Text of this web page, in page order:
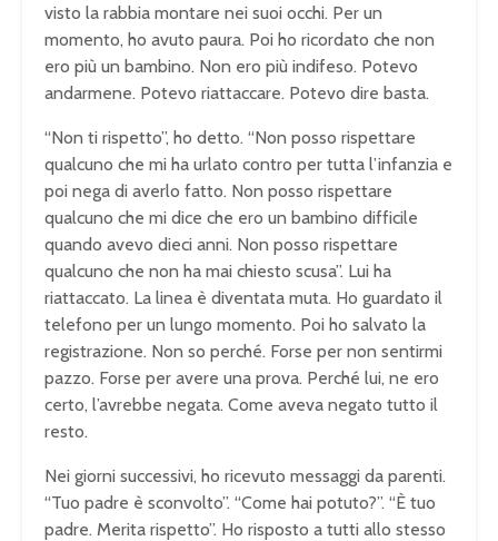
visto la rabbia montare nei suoi occhi. Per un
momento, ho avuto paura. Poi ho ricordato che non
ero più un bambino. Non ero più indifeso. Potevo
andarmene. Potevo riattaccare. Potevo dire basta.
“Non ti rispetto”, ho detto. “Non posso rispettare
qualcuno che mi ha urlato contro per tutta l’infanzia e
poi nega di averlo fatto. Non posso rispettare
qualcuno che mi dice che ero un bambino difficile
quando avevo dieci anni. Non posso rispettare
qualcuno che non ha mai chiesto scusa”. Lui ha
riattaccato. La linea è diventata muta. Ho guardato il
telefono per un lungo momento. Poi ho salvato la
registrazione. Non so perché. Forse per non sentirmi
pazzo. Forse per avere una prova. Perché lui, ne ero
certo, l’avrebbe negata. Come aveva negato tutto il
resto.
Nei giorni successivi, ho ricevuto messaggi da parenti.
“Tuo padre è sconvolto”. “Come hai potuto?”. “È tuo
padre. Merita rispetto”. Ho risposto a tutti allo stesso